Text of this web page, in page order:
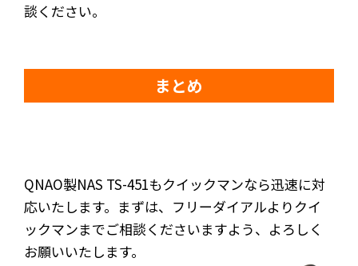
談ください。
まとめ
QNAO製NAS TS-451もクイックマンなら迅速に対
応いたします。まずは、フリーダイアルよりクイ
ックマンまでご相談くださいますよう、よろしく
お願いいたします。